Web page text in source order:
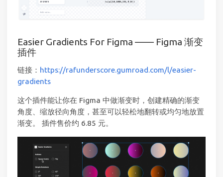
Easier Gradients For Figma —— Figma 渐变
插件
链接： https://rafunderscore.gumroad.com/l/easier-
gradients
这个插件能让你在 Figma 中做渐变时，创建精确的渐变
角度、缩放径向角度，甚至可以轻松地翻转或均匀地放置
渐变。 插件售价约 6.85 元。